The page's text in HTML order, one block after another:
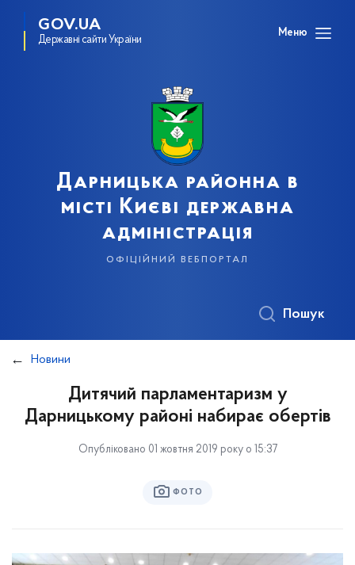
GOV.UA
Державні сайти України
Меню
Дарницька районна в
місті Києві державна
адміністрація
офіційний вебпортал
Пошук
Новини
Дитячий парламентаризм у
Дарницькому районі набирає обертів
Опубліковано 01 жовтня 2019 року о 15:37
ФОТО